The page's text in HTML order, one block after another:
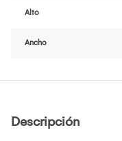
Alto
Ancho
Descripción